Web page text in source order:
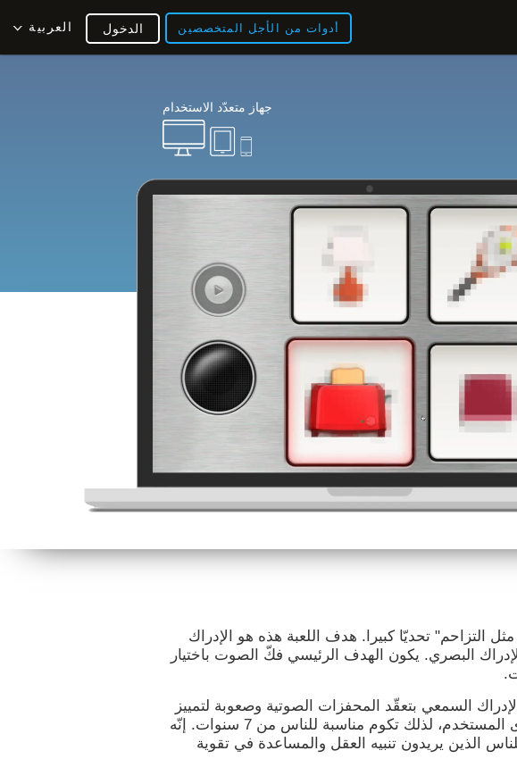
أدوات من الأجل المتخصصين العربية الدخول
جهاز متعدّد الاستخدام
التزاحم" تحديّا كبيرا. هدف اللعبة هذه هو الإدراك
البصري. يكون الهدف الرئيسي فكّ الصوت باختيار
السمعي بتعقّد المحفزات الصوتية وصعوبة لتمييز
الصور. تتكيّف اللعبة لمستوى المستخدم، لذلك تكوم مناسبة للناس من 7 سنوات. إنّه
الذين يريدون تنبيه العقل والمساعدة في تقوية